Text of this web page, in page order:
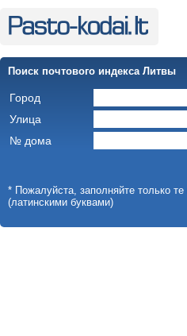
Поиск почтового индекса Литвы
Город
Улица
№ дома
* Пожалуйста, заполняйте только
(латинскими буквами)